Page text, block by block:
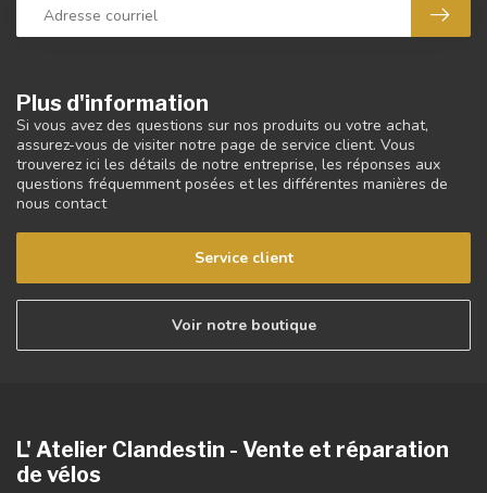
Plus d'information
Si vous avez des questions sur nos produits ou votre achat,
assurez-vous de visiter notre page de service client. Vous
trouverez ici les détails de notre entreprise, les réponses aux
questions fréquemment posées et les différentes manières de
nous contact
Service client
Voir notre boutique
L' Atelier Clandestin - Vente et réparation
de vélos